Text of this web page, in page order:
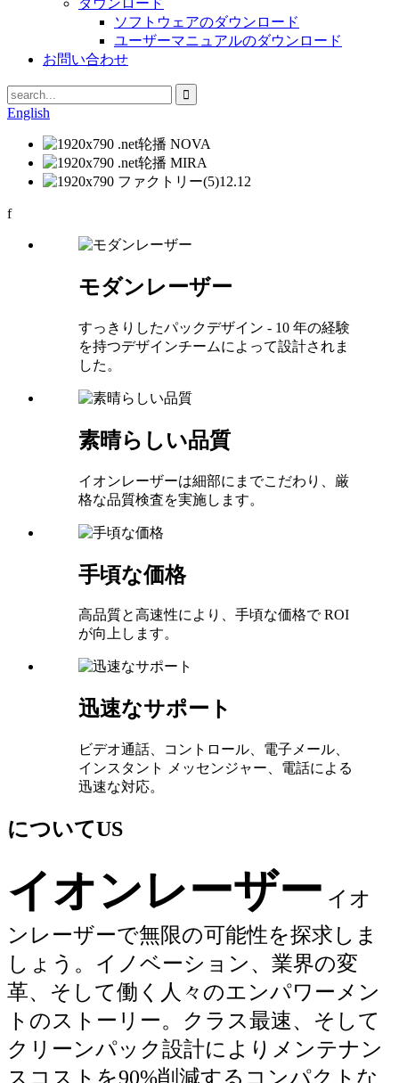
ダウンロード
ソフトウェアのダウンロード
ユーザーマニュアルのダウンロード
お問い合わせ
English
f
モダンレーザー
すっきりしたパックデザイン - 10 年の経験
を持つデザインチームによって設計されま
した。
素晴らしい品質
イオンレーザーは細部にまでこだわり、厳
格な品質検査を実施します。
手頃な価格
高品質と高速性により、手頃な価格で ROI
が向上します。
迅速なサポート
ビデオ通話、コントロール、電子メール、
インスタント メッセンジャー、電話による
迅速な対応。
についてUS
イオンレーザー イオ
ンレーザーで無限の可能性を探求しま
しょう。イノベーション、業界の変
革、そして働く人々のエンパワーメン
トのストーリー。クラス最速、そして
クリーンパック設計によりメンテナン
スコストを90%削減するコンパクトな